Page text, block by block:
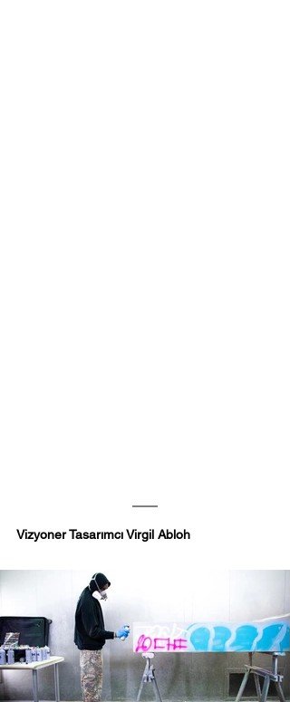
Vizyoner Tasarımcı Virgil Abloh